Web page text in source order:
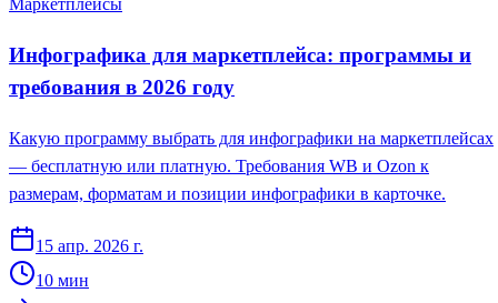
Маркетплейсы
Инфографика для маркетплейса: программы и
требования в 2026 году
Какую программу выбрать для инфографики на маркетплейсах
— бесплатную или платную. Требования WB и Ozon к
размерам, форматам и позиции инфографики в карточке.
15 апр. 2026 г.
10 мин